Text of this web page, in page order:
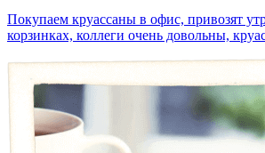
Покупаем круассаны в офис, привозят
корзинках, коллеги очень довольны,